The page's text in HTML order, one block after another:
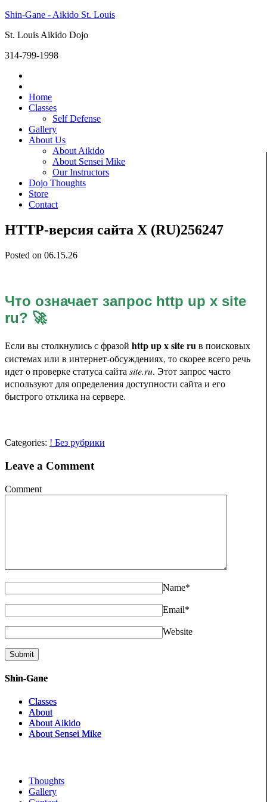
Shin-Gane - Aikido St. Louis
St. Louis Aikido Dojo
314-799-1998
Home
Classes
Self Defense
Gallery
About Us
About Aikido
About Sensei Mike
Our Instructors
Dojo Thoughts
Store
Contact
HTTP-версия сайта X (RU)256247
Posted on 06.15.26
Что означает запрос http up x site
ru? 🚀
Если вы столкнулись с фразой http up x site ruв поисковых
системах или в интернет-обсуждениях, то скорее всего речь
идет о проверке статуса сайта site.ru. Этот запрос часто
используют для определения доступности сайта и его
быстрого отклика на сервере.
Categories: ! Без рубрики
Leave a Comment
Comment
Name*
Email*
Website
Shin-Gane
Classes
About
About Aikido
About Sensei Mike
Thoughts
Gallery